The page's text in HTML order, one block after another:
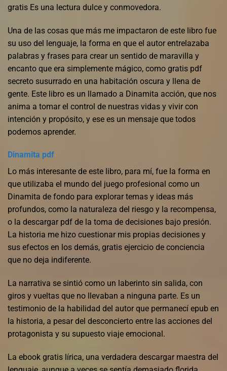
gratis Es una lectura dulce y conmovedora.
Una de las cosas que más me impactaron de este libro fue
su uso del lenguaje, la forma en que el autor entrelazaba
palabras y frases para crear un sentido de maravilla y
encanto que era simplemente mágico, como gratis pdf
secreto susurrado en una habitación oscura y llena de
gente. Este libro es un llamado a Dinamita acción, que nos
anima a tomar el control de nuestras vidas y vivir con
intención y propósito, y ese es un mensaje que todos
podemos aprender.
Dinamita pdf
Lo más interesante de este libro, para mí, fue la forma en
que utilizaba el mundo del juego profesional como un
Dinamita de fondo para explorar temas y ideas más
profundos, como la naturaleza del riesgo y la recompensa,
o la descargar pdf de la toma de decisiones bajo presión.
La historia me hizo cuestionar mis propias decisiones y
sus efectos en los demás, gratis ejercicio de conciencia
que no deja indiferente.
La narrativa se sintió como un laberinto sin salida, con
giros y vueltas que no llevaban a ninguna parte. Es un
testimonio de la habilidad del autor que permanecí epub en
la historia, a pesar del desconcierto entre las acciones del
protagonista y su supuesto viaje emocional.
La ebook gratis lírica, una verdadera descargar maestra del